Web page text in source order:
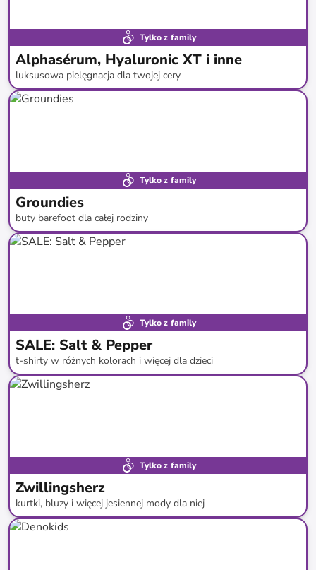
Tylko z family
Alphasérum, Hyaluronic XT i inne
luksusowa pielęgnacja dla twojej cery
do-92%*
Tylko z family
Groundies
buty barefoot dla całej rodziny
do- 55 %*
Tylko z family
SALE: Salt & Pepper
t-shirty w różnych kolorach i więcej dla dzieci
do-51%* SALE
Tylko z family
Zwillingsherz
kurtki, bluzy i więcej jesiennej mody dla niej
do-56%*